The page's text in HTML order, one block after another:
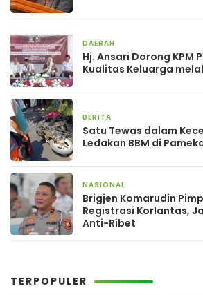
DAERAH
Hj. Ansari Dorong KPM
Kualitas Keluarga
BERITA
Satu Tewas dalam
Ledakan BBM di
NASIONAL
Brigjen Komarudin
Registrasi Korlantas,
Anti-Ribet
TERPOPULER